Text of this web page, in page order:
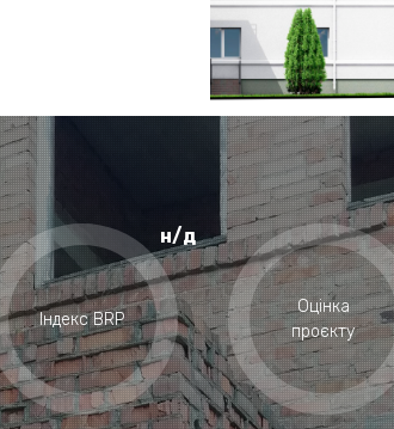
Індекс BRP
н/д
Оцінка
проєкту